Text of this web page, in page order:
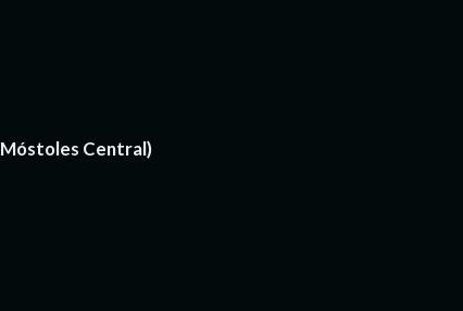
Móstoles Central)